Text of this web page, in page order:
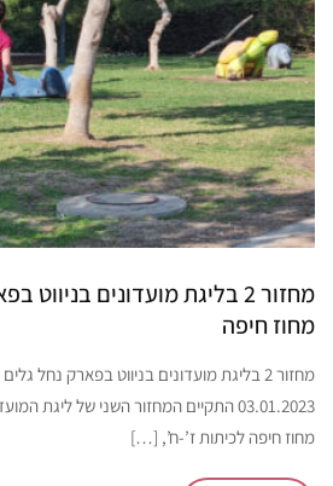
מחזור 2 בליגת מועדונים
מחוז חיפה
מחזור 2 בליגת מועדונים בניווט בפארק
03.01.2023 התקיים המחזור השני של ליגת
מחוז חיפה לכיתות ז’-ח’, […]